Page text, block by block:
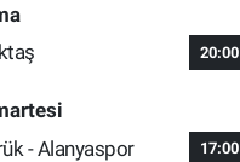
20:00
- Alanyaspor
17:00